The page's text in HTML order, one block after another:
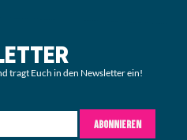
tragt Euch in den Newsletter ein!
ABONNIEREN